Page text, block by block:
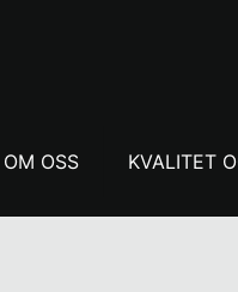
OM OSS KVALITET